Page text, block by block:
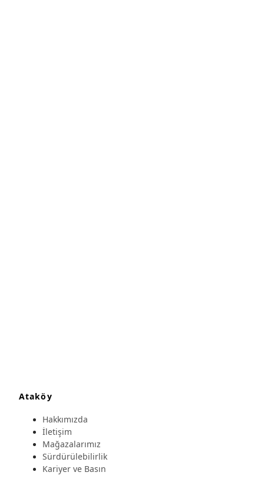
Ataköy
Hakkımızda
İletişim
Mağazalarımız
Sürdürülebilirlik
Kariyer ve Basın